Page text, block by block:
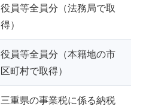
役員等全員分（法務局で取
得）
役員等全員分（本籍地の市
区町村で取得）
三重県の事業税に係る納税